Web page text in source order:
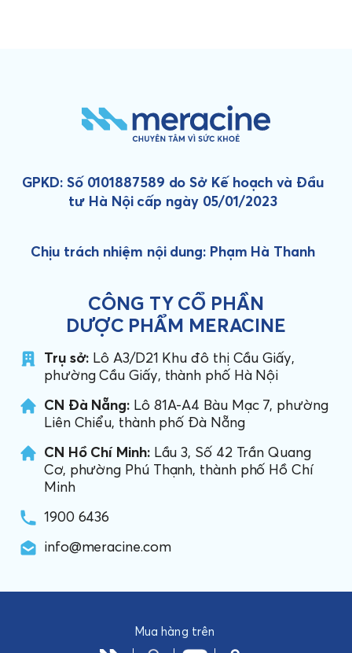
GPKD: Số 0101887589 do Sở Kế hoạch và Đầu
tư Hà Nội cấp ngày 05/01/2023
Chịu trách nhiệm nội dung: Phạm Hà Thanh
CÔNG TY CỔ PHẦN
DƯỢC PHẨM MERACINE
Trụ sở: Lô A3/D21 Khu đô thị Cầu Giấy,
phường Cầu Giấy, thành phố Hà Nội
CN Đà Nẵng: Lô 81A-A4 Bàu Mạc 7, phường
Liên Chiểu, thành phố Đà Nẵng
CN Hồ Chí Minh:Lầu 3, Số 42 Trần Quang
Cơ, phường Phú Thạnh, thành phố Hồ Chí
Minh
1900 6436
info@meracine.com
Mua hàng trên